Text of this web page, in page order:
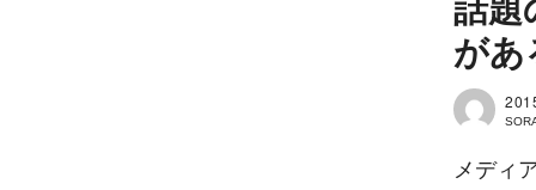
話題
があ
メディ